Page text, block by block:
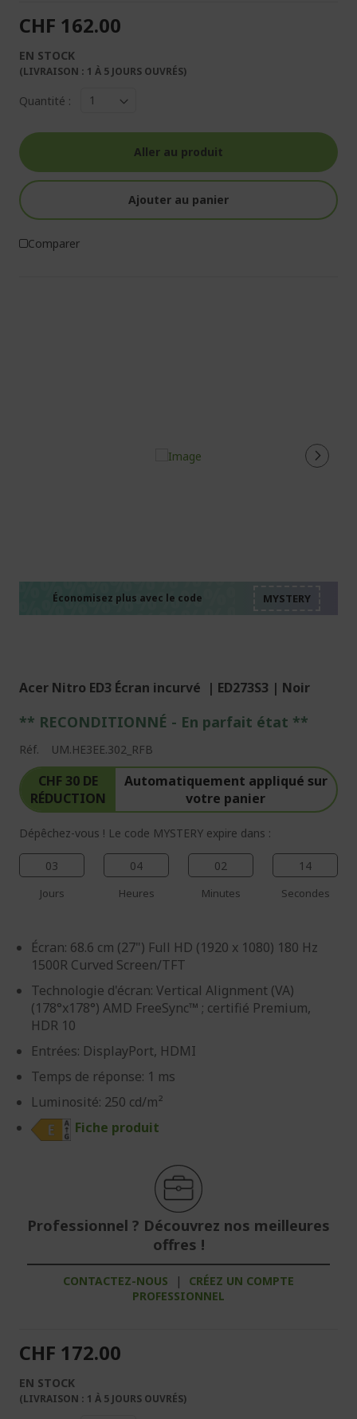
CHF 162.00
EN STOCK
(LIVRAISON : 1 À 5 JOURS OUVRÉS)
Quantité :
Aller au produit
Ajouter au panier
Comparer
Économisez plus avec le code
Acer Nitro ED3 Écran incurvé | ED273S3 | Noir
** RECONDITIONNÉ - En parfait état **
Réf. UM.HE3EE.302_RFB
CHF 30 DE
RÉDUCTION
Automatiquement appliqué sur
votre panier
Dépêchez-vous ! Le code MYSTERY expire dans :
03
Jours
04
Heures
02
Minutes
13
Secondes
Écran: 68.6 cm (27") Full HD (1920 x 1080) 180 Hz
1500R Curved Screen/TFT
Technologie d'écran: Vertical Alignment (VA)
(178°x178°) AMD FreeSync™ ; certifié Premium,
HDR 10
Entrées: DisplayPort, HDMI
Temps de réponse: 1 ms
Luminosité: 250 cd/m²
Fiche produit
Professionnel ? Découvrez nos meilleures
offres !
CONTACTEZ-NOUS |
CRÉEZ UN COMPTE
PROFESSIONNEL
CHF 172.00
EN STOCK
(LIVRAISON : 1 À 5 JOURS OUVRÉS)